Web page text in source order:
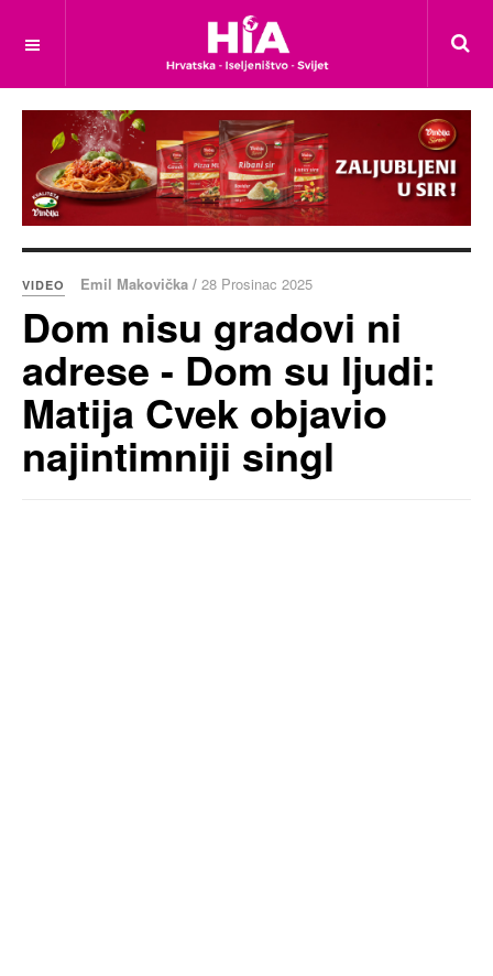
VIDEO Emil Makovička / 28 Prosinac 2025
Dom nisu gradovi ni
adrese - Dom su ljudi:
Matija Cvek objavio
najintimniji singl